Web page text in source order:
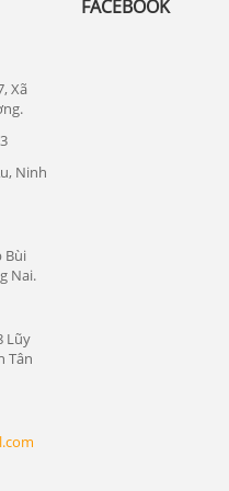
Đức
Xã
Ninh
Bùi
Nai.
Lũy
Tân
FACEBOOK